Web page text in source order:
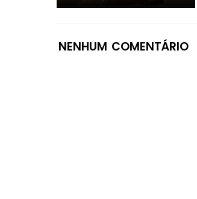
NENHUM COMENTÁRIO